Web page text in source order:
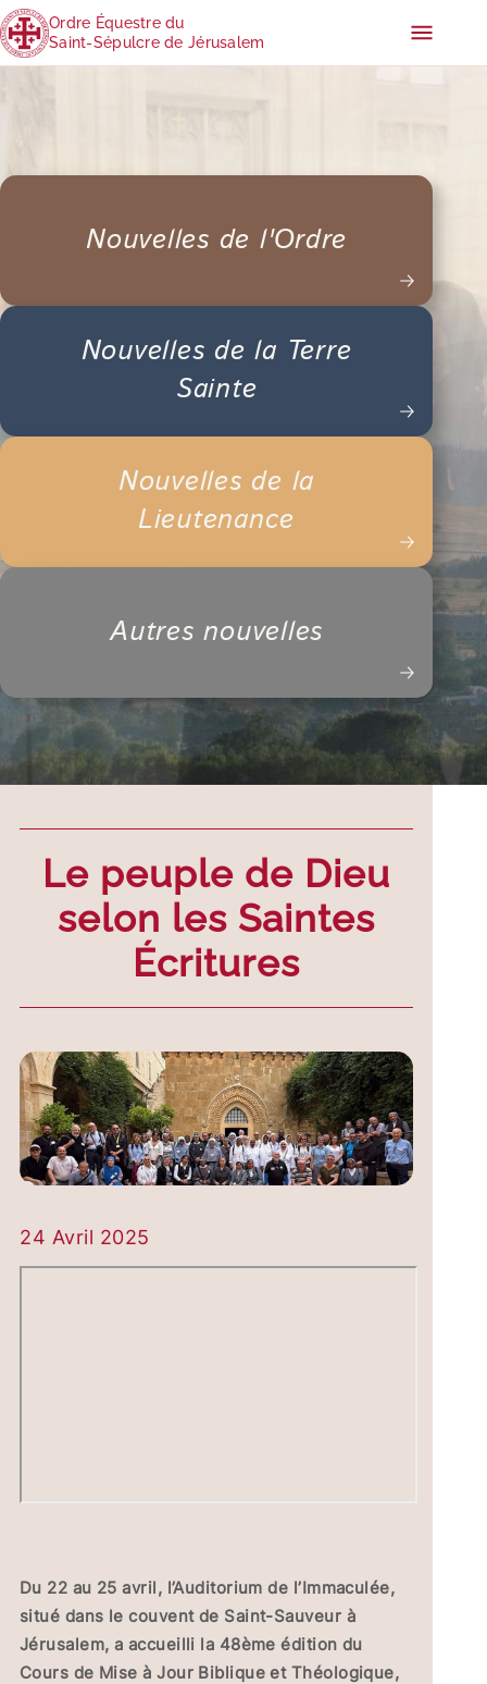
Ordre Équestre du
Saint-Sépulcre de Jérusalem
Nouvelles de l'Ordre
Nouvelles de la Terre
Sainte
Nouvelles de la
Lieutenance
Autres nouvelles
Le peuple de Dieu
selon les Saintes
Écritures
24 Avril 2025
Du 22 au 25 avril, l’Auditorium de l’Immaculée,
situé dans le couvent de Saint-Sauveur à
Jérusalem, a accueilli la 48ème édition du
Cours de Mise à Jour Biblique et Théologique,